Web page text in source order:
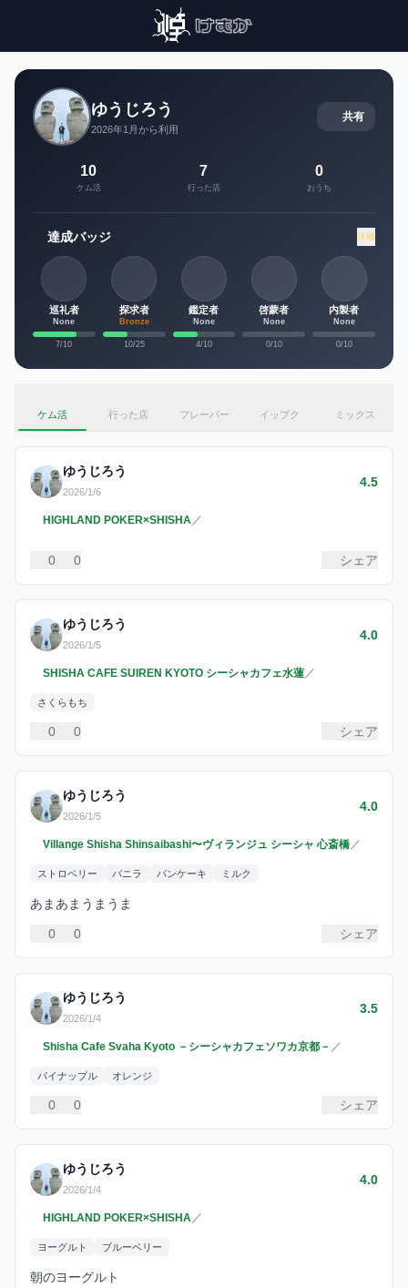
ゆうじろう
2026年1月から利用
共有
10
ケム活
7
行った店
0
おうち
達成バッジ 詳細
巡礼者
None
7/10
探求者
Bronze
10/25
鑑定者
None
4/10
啓蒙者
None
0/10
内製者
None
0/10
ケム活 行った店 フレーバー イップク ミックス
ゆうじろう
2026/1/6
4.5
HIGHLAND POKER×SHISHA／
0 0 シェア
ゆうじろう
2026/1/5
4.0
SHISHA CAFE SUIREN KYOTO シーシャカフェ水蓮／
さくらもち
0 0 シェア
ゆうじろう
2026/1/5
4.0
Villange Shisha Shinsaibashi〜ヴィランジュ シーシャ 心斎橋／
ストロベリー バニラ パンケーキ ミルク
あまあまうまうま
0 0 シェア
ゆうじろう
2026/1/4
3.5
Shisha Cafe Svaha Kyoto －シーシャカフェソワカ京都－ ／
パイナップル オレンジ
0 0 シェア
ゆうじろう
2026/1/4
4.0
HIGHLAND POKER×SHISHA／
ヨーグルト ブルーベリー
朝のヨーグルト